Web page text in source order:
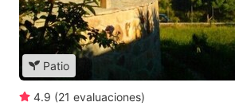
Patio
4.9 (21 evaluaciones)